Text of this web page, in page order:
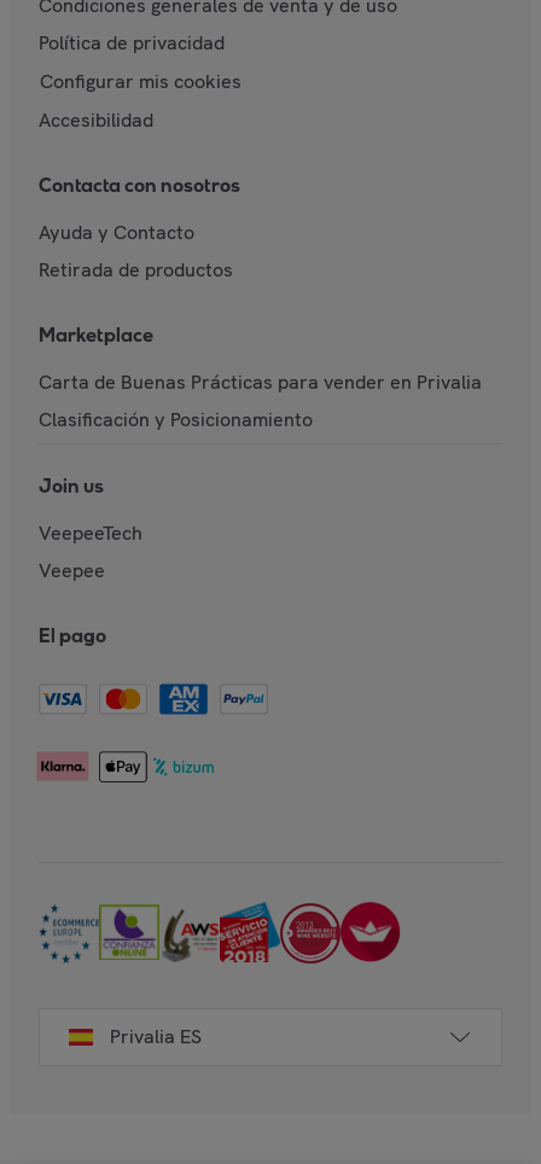
Condiciones generales de venta y de uso
Política de privacidad
Configurar mis cookies
Accesibilidad
Contacta con nosotros
Ayuda y Contacto
Retirada de productos
Marketplace
Carta de Buenas Prácticas para vender en Privalia
Clasificación y Posicionamiento
Join us
VeepeeTech
Veepee
El pago
Privalia ES